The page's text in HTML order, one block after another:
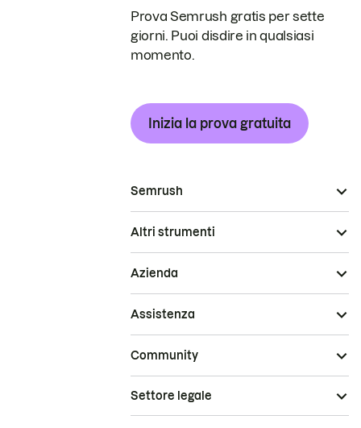
Prova Semrush gratis per sette
giorni. Puoi disdire in qualsiasi
momento.
Inizia la prova gratuita
Semrush
Altri strumenti
Azienda
Assistenza
Community
Settore legale